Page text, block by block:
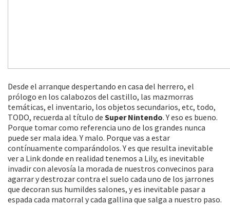
Desde el arranque despertando en casa del herrero, el
prólogo en los calabozos del castillo, las mazmorras
temáticas, el inventario, los objetos secundarios, etc, todo,
TODO, recuerda al título de Super Nintendo. Y eso es bueno.
Porque tomar como referencia uno de los grandes nunca
puede ser mala idea. Y malo. Porque vas a estar
contínuamente comparándolos. Y es que resulta inevitable
ver a Link donde en realidad tenemos a Lily, es inevitable
invadir con alevosía la morada de nuestros convecinos para
agarrar y destrozar contra el suelo cada uno de los jarrones
que decoran sus humildes salones, y es inevitable pasar a
espada cada matorral y cada gallina que salga a nuestro paso.